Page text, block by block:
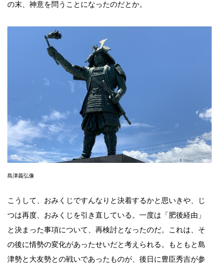
の末、神意を問うことになったのだとか。
島津義弘像
こうして、おみくじですんなりと決着するかと思いきや、じ
つは再度、おみくじを引き直している。一度は「肥後経由」
と決まった事項について、再検討となったのだ。これは、そ
の後に情勢の変化があったせいだと考えられる。もともと島
津勢と大友勢との戦いであったものが、後日に豊臣秀吉が参